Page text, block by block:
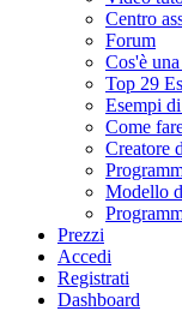
Centro
Forum
Cos'è
Top 29
Esempi
Come
Creatore
Modello
Prezzi
Accedi
Registrati
Dashboard